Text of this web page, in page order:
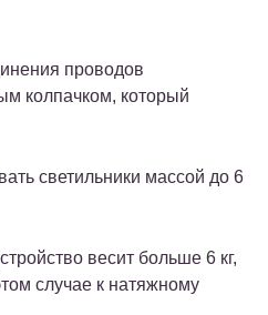
проводов
колпачком, который
светильники массой до 6
весит больше 6 кг,
случае к натяжному